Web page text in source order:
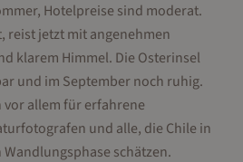
Hotelpreise sind moderat.
reist jetzt mit angenehmen
klarem Himmel. Die Osterinsel
und im September noch ruhig.
vor allem für erfahrene
und alle, die Chile in
schätzen.